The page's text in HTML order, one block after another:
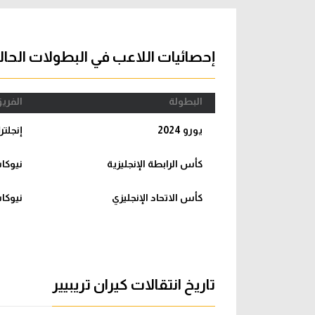
دوري إحصائيات اللاعب في البطولات
البطولة
يورو 2024
كأس الرابطة الإنجليزية
كأس الاتحاد الإنجليزي
تاريخ انتقالات كيران تريبيير